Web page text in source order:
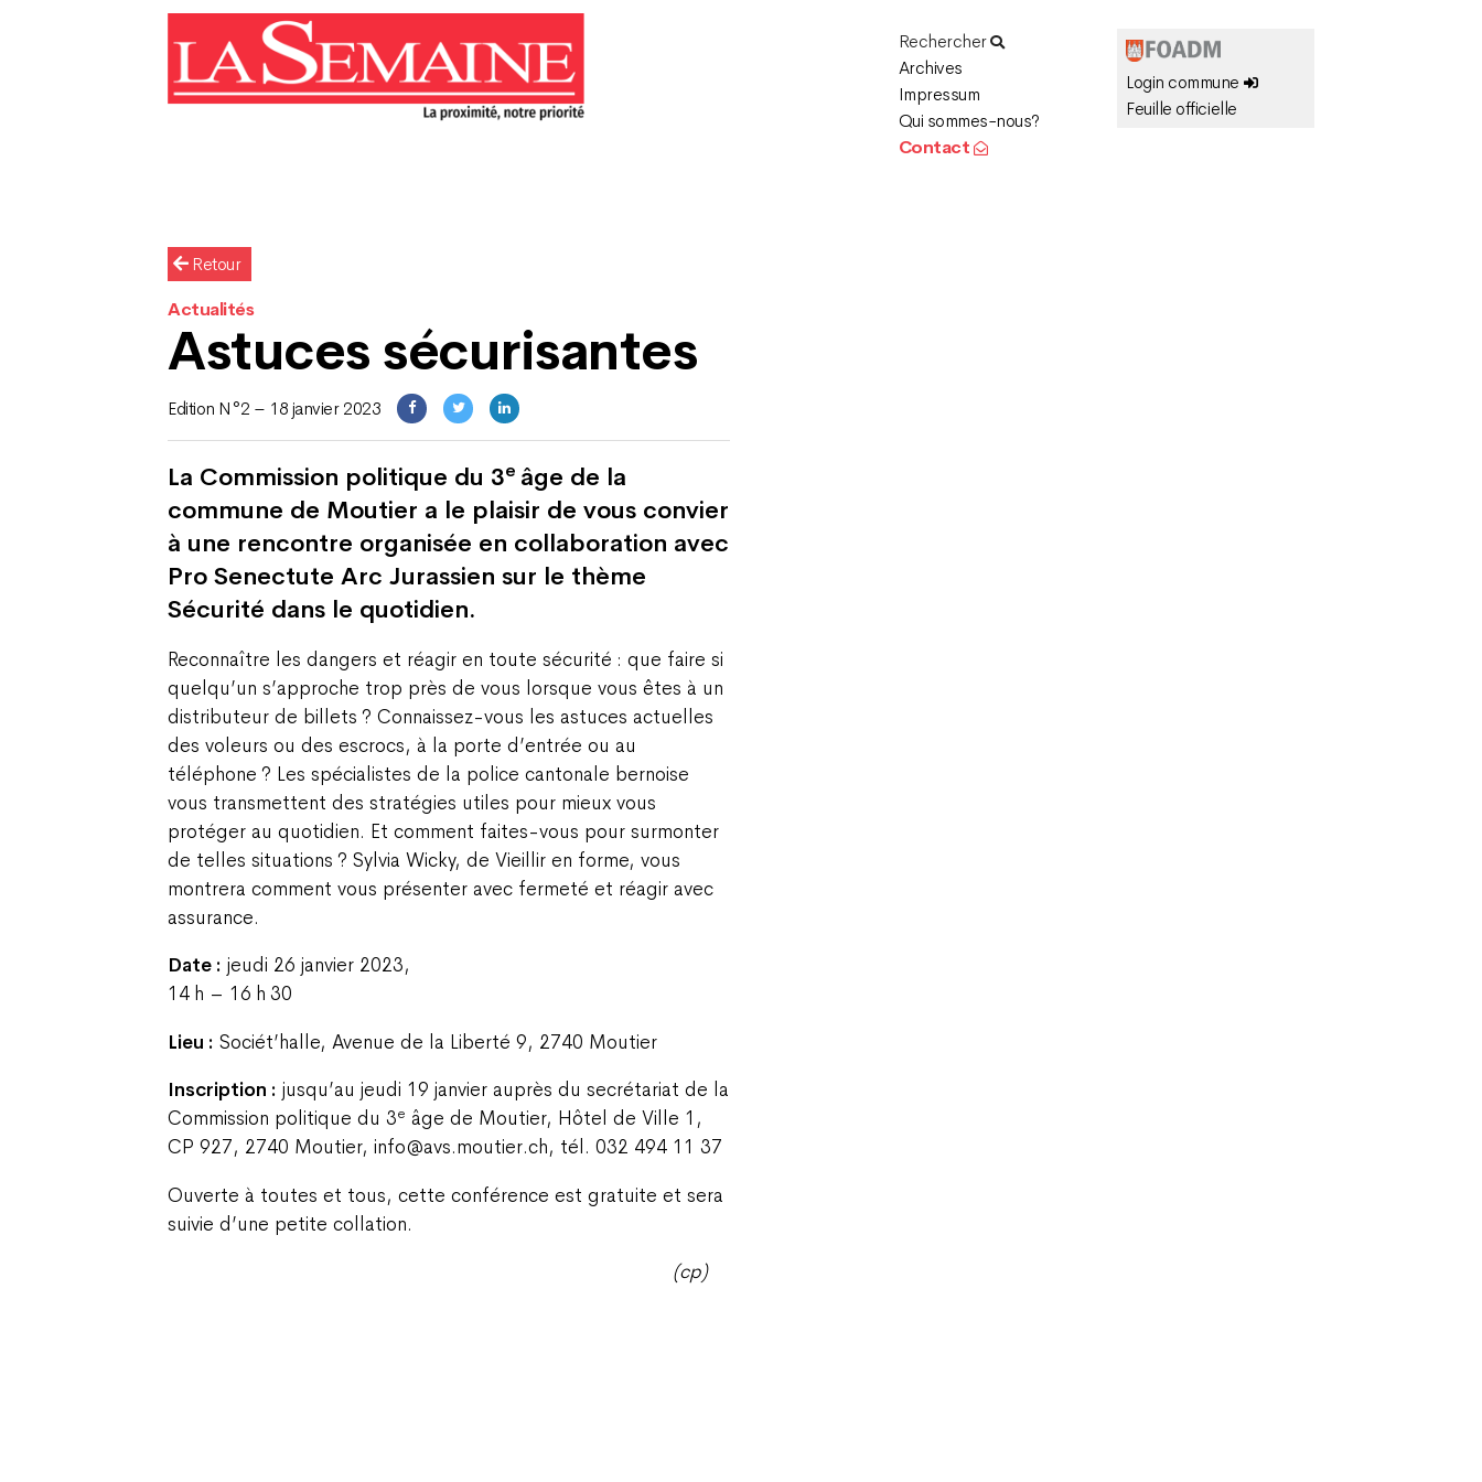
Rechercher
Archives
Impressum
Qui sommes-nous?
Contact
Login commune
Feuille officielle
Retour
Actualités
Astuces sécurisantes
Edition N°2 – 18 janvier 2023
La Commission politique du 3e âge de la
commune de Moutier a le plaisir de vous convier
à une rencontre organisée en collaboration avec
Pro Senectute Arc Jurassien sur le thème
Sécurité dans le quotidien.
Reconnaître les dangers et réagir en toute sécurité : que faire si
quelqu’un s’approche trop près de vous lorsque vous êtes à un
distributeur de billets ? Connaissez-vous les astuces actuelles
des voleurs ou des escrocs, à la porte d’entrée ou au
téléphone ? Les spécialistes de la police cantonale bernoise
vous transmettent des stratégies utiles pour mieux vous
protéger au quotidien. Et comment faites-vous pour surmonter
de telles situations ? Sylvia Wicky, de Vieillir en forme, vous
montrera comment vous présenter avec fermeté et réagir avec
assurance.
Date : jeudi 26 janvier 2023,
14 h – 16 h 30
Lieu : Sociét’halle, Avenue de la Liberté 9, 2740 Moutier
Inscription : jusqu’au jeudi 19 janvier auprès du secrétariat de la
Commission politique du 3e âge de Moutier, Hôtel de Ville 1,
CP 927, 2740 Moutier, info@avs.moutier.ch, tél. 032 494 11 37
Ouverte à toutes et tous, cette conférence est gratuite et sera
suivie d’une petite collation.
(cp)